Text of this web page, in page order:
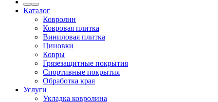
Каталог
Ковролин
Ковровая плитка
Виниловая плитка
Циновки
Ковры
Грязезащитные покрытия
Спортивные покрытия
Обработка края
Услуги
Укладка ковролина